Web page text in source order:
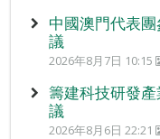
中國澳門代表
議
2026年8月7日 10:15
籌建科技研發
議
2026年8月6日 22:21